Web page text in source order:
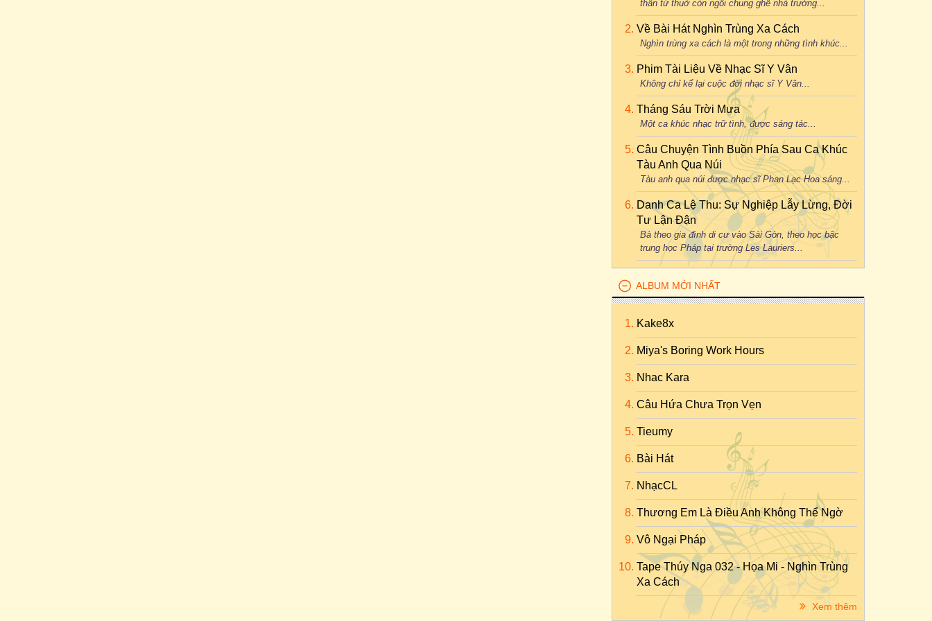
thân từ thuở còn ngồi chung ghế nhà trường...
Về Bài Hát Nghìn Trùng Xa Cách
Nghìn trùng xa cách là một trong những tình khúc...
Phim Tài Liệu Về Nhạc Sĩ Y Vân
Không chỉ kể lại cuộc đời nhạc sĩ Y Vân...
Tháng Sáu Trời Mưa
Một ca khúc nhạc trữ tình, được sáng tác...
Câu Chuyện Tình Buồn Phía Sau Ca Khúc
Tàu Anh Qua Núi
Tàu anh qua núi được nhạc sĩ Phan Lạc Hoa sáng...
Danh Ca Lệ Thu: Sự Nghiệp Lẫy Lừng, Đời
Tư Lận Đận
Bà theo gia đình di cư vào Sài Gòn, theo học bậc
trung học Pháp tại trường Les Lauriers...
ALBUM MỚI NHẤT
Kake8x
Miya's Boring Work Hours
Nhac Kara
Câu Hứa Chưa Trọn Vẹn
Tieumy
Bài Hát
NhạcCL
Thương Em Là Điều Anh Không Thể Ngờ
Vô Ngại Pháp
Tape Thúy Nga 032 - Họa Mi - Nghìn Trùng
Xa Cách
Xem thêm